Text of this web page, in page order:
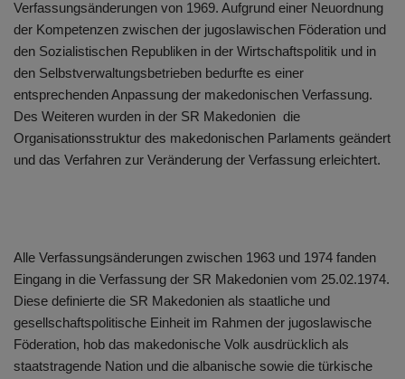
Verfassungsänderungen von 1969. Aufgrund einer Neuordnung
der Kompetenzen zwischen der jugoslawischen Föderation und
den Sozialistischen Republiken in der Wirtschaftspolitik und in
den Selbstverwaltungsbetrieben bedurfte es einer
entsprechenden Anpassung der makedonischen Verfassung.
Des Weiteren wurden in der SR Makedonien die
Organisationsstruktur des makedonischen Parlaments geändert
und das Verfahren zur Veränderung der Verfassung erleichtert.
Alle Verfassungsänderungen zwischen 1963 und 1974 fanden
Eingang in die Verfassung der SR Makedonien vom 25.02.1974.
Diese definierte die SR Makedonien als staatliche und
gesellschaftspolitische Einheit im Rahmen der jugoslawische
Föderation, hob das makedonische Volk ausdrücklich als
staatstragende Nation und die albanische sowie die türkische